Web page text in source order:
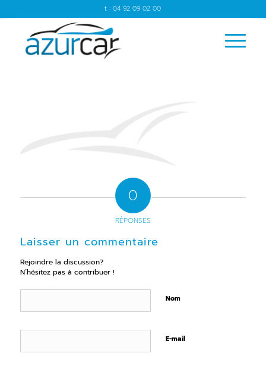
t : 04 92 09 02 00
0
RÉPONSES
Laisser un commentaire
Rejoindre la discussion?
N’hésitez pas à contribuer !
Nom
E-mail